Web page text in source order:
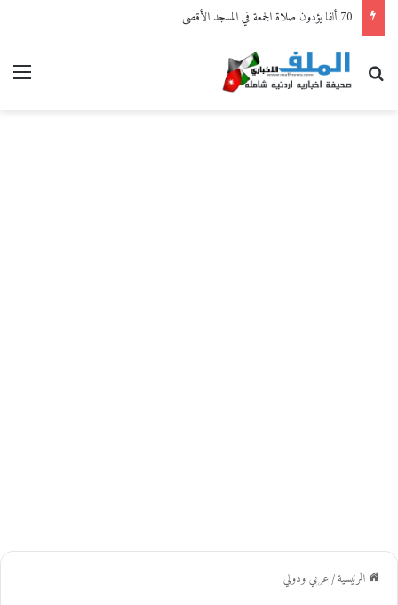
70 ألفا يؤدون صلاة الجمعة في المسجد الأقصى
بحث عن
الرئيسية/عربي ودولي